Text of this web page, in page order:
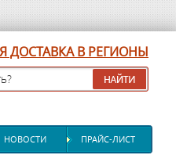
ДОСТАВКА В РЕГИОНЫ
НОВОСТИ ПРАЙС-ЛИСТ